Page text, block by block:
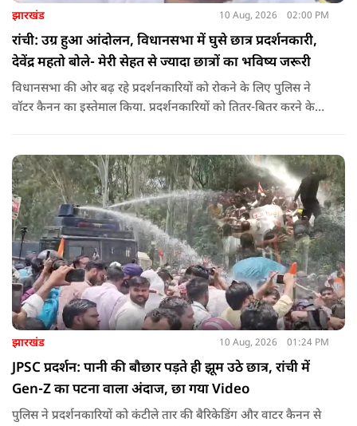
झारखंड 10 Aug, 2026 02:00 PM
रांची: उग्र हुआ आंदोलन, विधानसभा में घुसे छात्र प्रदर्शनकारी,
देवेंद्र महतो बोले- मेरी सेहत से ज्यादा छात्रों का भविष्य जरूरी
विधानसभा की ओर बढ़ रहे प्रदर्शनकारियों को रोकने के लिए पुलिस ने
वॉटर कैनन का इस्तेमाल किया. प्रदर्शनकारियों को तितर-बितर करने के
झारखंड 10 Aug, 2026 01:24 PM
JPSC प्रदर्शन: पानी की बौछार पड़ते ही झूम उठे छात्र, रांची में
Gen-Z का पटना वाला अंदाज, छा गया Video
पुलिस ने प्रदर्शनकारियों को कंटीले तार की बैरिकेडिंग और वाटर कैनन से